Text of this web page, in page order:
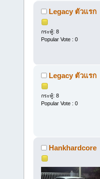
Legacy ตัวแรก
กระทู้: 8
Popular Vote : 0
Legacy ตัวแรก
กระทู้: 8
Popular Vote : 0
Hankhardcore